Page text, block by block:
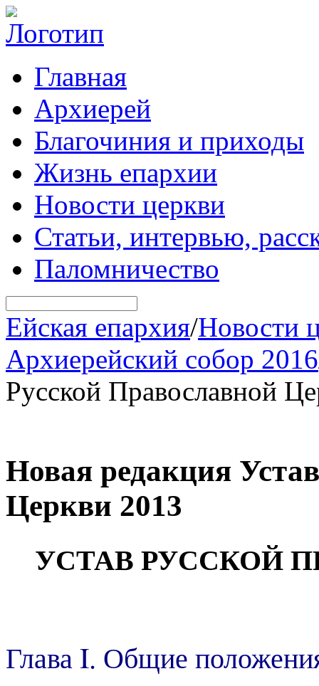
Главная
Архиерей
Благочиния и приходы
Жизнь епархии
Новости церкви
Статьи, интервью,
Паломничество
Ейская епархия/Новости
Архиерейский собор 2016
Русской Православной
Новая редакция
Церкви 2013
УСТАВ РУССКОЙ
Глава I. Общие